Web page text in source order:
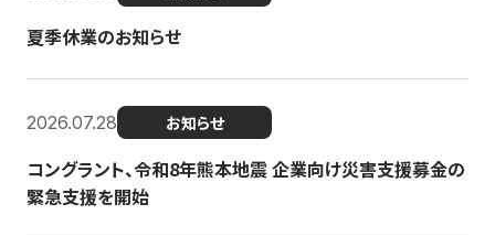
夏季休業のお知らせ
2026.07.28 お知らせ
コングラント、令和8年熊本地震 企業向け災害支援募金の
緊急支援を開始